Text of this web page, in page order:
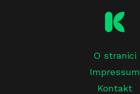
O stranici
Impressum
Kontakt